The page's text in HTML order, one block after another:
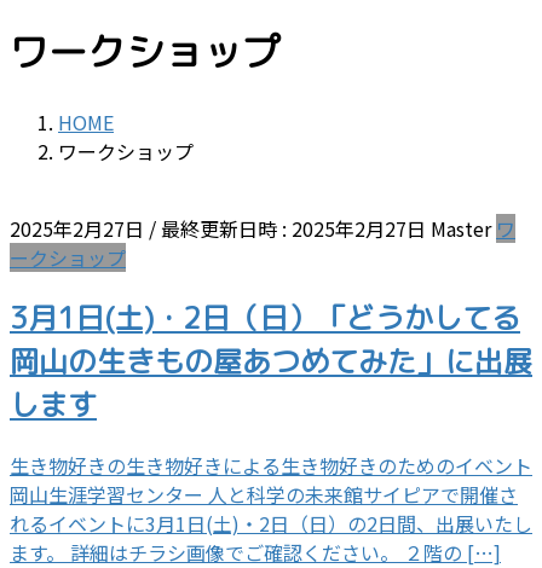
ワークショップ
HOME
ワークショップ
2025年2月27日 / 最終更新日時 : 2025年2月27日 Master ワ
ークショップ
3月1日(土)・2日（日）「どうかしてる
岡山の生きもの屋あつめてみた」に出展
します
生き物好きの生き物好きによる生き物好きのためのイベント
岡山生涯学習センター 人と科学の未来館サイピアで開催さ
れるイベントに3月1日(土)・2日（日）の2日間、出展いたし
ます。 詳細はチラシ画像でご確認ください。 ２階の […]